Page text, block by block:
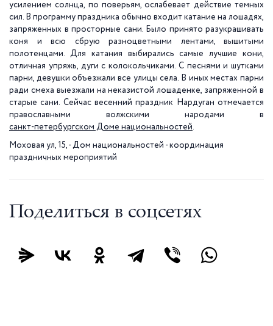
усилением солнца, по поверьям, ослабевает действие темных
сил. В программу праздника обычно входит катание на лошадях,
запряженных в просторные сани. Было принято разукрашивать
коня и всю сбрую разноцветными лентами, вышитыми
полотенцами. Для катания выбирались самые лучшие кони,
отличная упряжь, дyги с колокольчиками. С песнями и шутками
парни, девушки объезжали все улицы села. В иных местах парни
ради смеха выезжали на неказистой лошаденке, запряженной в
старые сани. Сейчас весенний праздник Нардуган отмечается
православными волжскими народами в
санкт-петербургском Доме национальностей.
Моховая ул, 15, - Дом национальностей - координация
праздничных мероприятий
Поделиться в соцсетях